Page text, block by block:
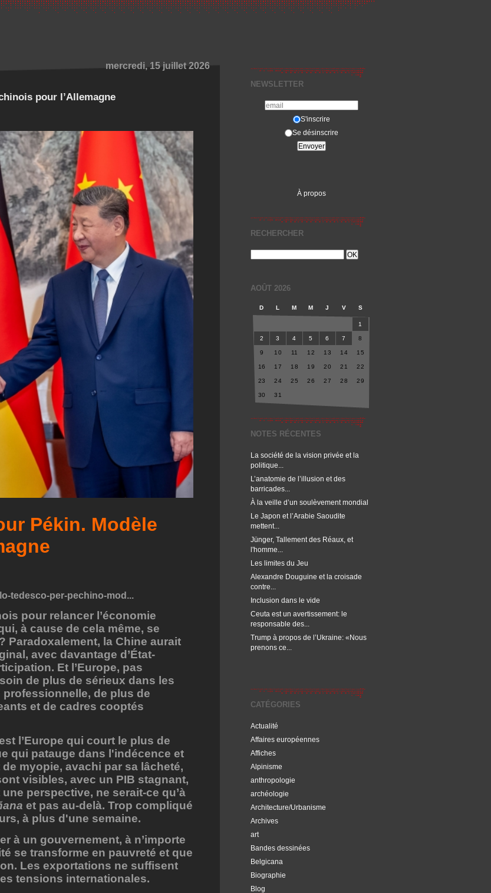
NEWSLETTER
S'inscrire
Se désinscrire
À propos
RECHERCHER
AOÛT 2026
D L M M J V S
1
2 3 4 5 6 7 8
9 10 11 12 13 14 15
16 17 18 19 20 21 22
23 24 25 26 27 28 29
30 31
NOTES RÉCENTES
La société de la vision privée et la
politique...
L’anatomie de l’illusion et des
barricades...
À la veille d’un soulèvement mondial
Le Japon et l’Arabie Saoudite
mettent...
Jünger, Tallement des Réaux, et
l'homme...
Les limites du Jeu
Alexandre Douguine et la croisade
contre...
Inclusion dans le vide
Ceuta est un avertissement: le
responsable des...
Trump à propos de l’Ukraine: «Nous
prenons ce...
CATÉGORIES
Actualité
Affaires européennes
Affiches
Alpinisme
anthropologie
archéologie
Architecture/Urbanisme
Archives
art
Bandes dessinées
Belgicana
Biographie
Blog
mercredi, 15 juillet 2026
pour l’Allemagne
Pékin. Modèle
tedesco-per-pechino-mod...
pour relancer l’économie
à cause de cela même, se
Paradoxalement, la Chine aurait
avec davantage d’État-
Et l’Europe, pas
de plus de sérieux dans les
de plus de
et de cadres cooptés
l’Europe qui court le plus de
qui patauge dans l'indécence et
myopie, avachi par sa lâcheté,
visibles, avec un PIB stagnant,
perspective, ne serait-ce qu’à
et pas au-delà. Trop compliqué
à plus d'une semaine.
à un gouvernement, à n’importe
se transforme en pauvreté et que
Les exportations ne suffisent
tensions internationales.